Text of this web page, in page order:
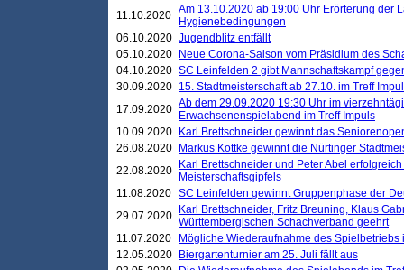
11.10.2020 Am 13.10.2020 ab 19:00 Uhr Erörterung der
Hygienebedingungen
06.10.2020 Jugendblitz entfällt
05.10.2020
Neue Corona-Saison vom Präsidium des
04.10.2020 SC Leinfelden 2 gibt Mannschaftskampf
30.09.2020 15. Stadtmeisterschaft ab 27.10. im Treff
17.09.2020 Ab dem 29.09.2020 19:30 Uhr im
Erwachsenenspielabend im Treff Impuls
10.09.2020
Karl Brettschneider gewinnt das
26.08.2020
Markus Kottke gewinnt die Nürtinger
22.08.2020
Karl Brettschneider und Peter Abel
Meisterschaftsgipfels
11.08.2020 SC Leinfelden gewinnt Gruppenphase der
29.07.2020
Karl Brettschneider, Fritz Breuning, Klaus
Württembergischen Schachverband geehrt
11.07.2020
Mögliche Wiederaufnahme des Spielbetriebs
12.05.2020
Biergartenturnier am 25. Juli fällt aus